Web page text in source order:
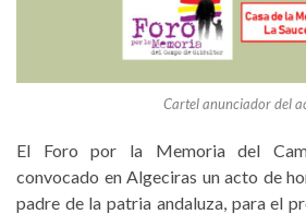
Cartel anunciador del
El Foro por la Memoria del
convocado en Algeciras un acto de
padre de la patria andaluza, para el